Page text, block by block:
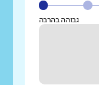
גבוהה בהרבה